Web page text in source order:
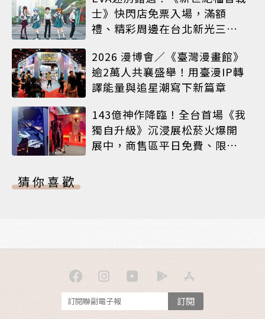
士》快閃店免票入場，滿額
禮、精彩周邊在台北新光三越
2026 漫博會／《臺灣漫畫館》
逾2萬人共襄盛舉！用臺漫IP轉
譯能量與追星潮寫下新篇章
143億神作降臨！全台首場《我
獨自升級》沉浸展松菸火爆開
展中，商售區平日免費、限定
猜你喜歡
訂閱